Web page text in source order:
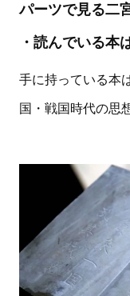
パーツで見る二
・読んでいる本
手に持っている本
国・戦国時代の思